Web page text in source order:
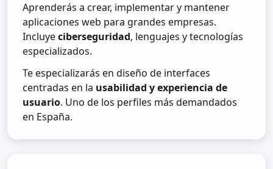
Aprenderás a crear, implementar y mantener
aplicaciones web para grandes empresas.
Incluyeciberseguridad, lenguajes y tecnologías
especializados.
Te especializarás en diseño de interfaces
centradas en la usabilidad y experiencia de
usuario. Uno de los perfiles más demandados
en España.